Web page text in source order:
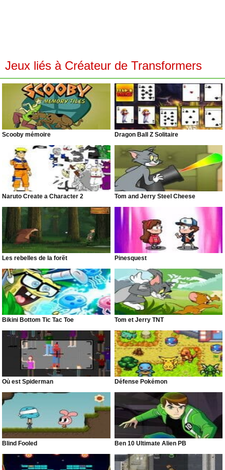
Jeux liés à Créateur de Transformers
Scooby mémoire Dragon Ball Z Solitaire
Naruto Create a Character 2 Tom and Jerry Steel Cheese
Les rebelles de la forêt Pinesquest
Bikini Bottom Tic Tac Toe Tom et Jerry TNT
Où est Spiderman Défense Pokémon
Blind Fooled Ben 10 Ultimate Alien PB